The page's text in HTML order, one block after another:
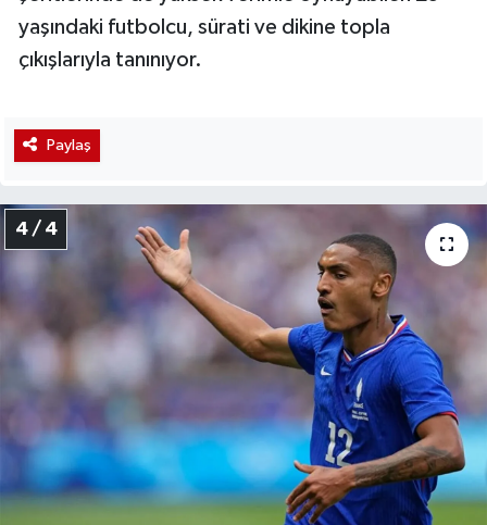
yaşındaki futbolcu, sürati ve dikine topla
çıkışlarıyla tanınıyor.
Paylaş
4 / 4